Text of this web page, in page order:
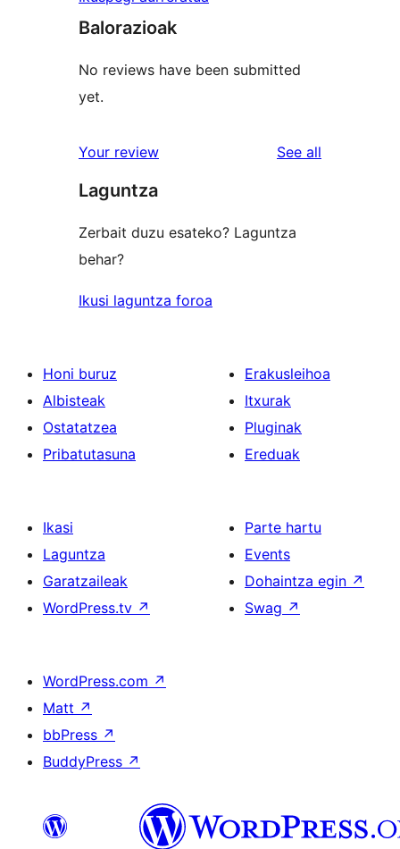
Balorazioak
No reviews have been submitted
yet.
Your review See all
Laguntza
Zerbait duzu esateko? Laguntza
behar?
Ikusi laguntza foroa
Honi buruz
Albisteak
Ostatatzea
Pribatutasuna
Erakusleihoa
Itxurak
Pluginak
Ereduak
Ikasi
Laguntza
Garatzaileak
WordPress.tv ↗
Parte hartu
Events
Dohaintza egin ↗
Swag ↗
WordPress.com ↗
Matt ↗
bbPress ↗
BuddyPress ↗